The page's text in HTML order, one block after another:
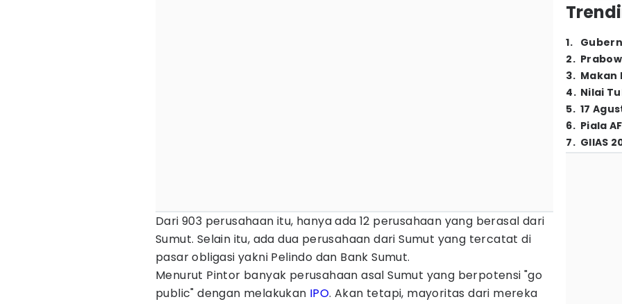
Dari 903 perusahaan itu, hanya ada 12 perusahaan yang berasal dari
Sumut. Selain itu, ada dua perusahaan dari Sumut yang tercatat di
pasar obligasi yakni Pelindo dan Bank Sumut.
Menurut Pintor banyak perusahaan asal Sumut yang berpotensi "go
public" dengan melakukan IPO. Akan tetapi, mayoritas dari mereka
1.
2.
3. Makan
4. Nilai
5. 17
6. Piala
7. GIIAS